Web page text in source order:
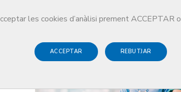
les cookies d’anàlisi prement ACCEPTAR
ACCEPTAR REBUTJAR